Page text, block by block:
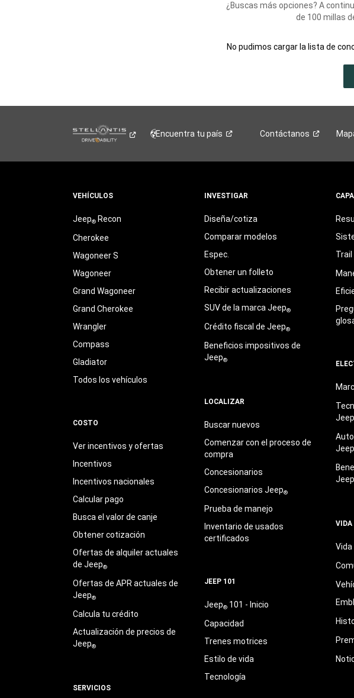
¿Buscas más opciones? A
de 100 millas
No pudimos cargar la lista de
Encuentra tu país Contáctanos
VEHÍCULOS
Jeep®Recon
Cherokee
Wagoneer S
Wagoneer
Grand Wagoneer
Grand Cherokee
Wrangler
Compass
Gladiator
Todos los vehículos
COSTO
Ver incentivos y ofertas
Incentivos
Incentivos nacionales
Calcular pago
Busca el valor de canje
Obtener cotización
Ofertas de alquiler actuales
de Jeep®
Ofertas de APR actuales de
Jeep®
Calcula tu crédito
Actualización de precios de
Jeep®
SERVICIOS
INVESTIGAR
Diseña/cotiza
Comparar modelos
Espec.
Obtener un folleto
Recibir actualizaciones
SUV de la marca Jeep®
Crédito fiscal de Jeep®
Beneficios impositivos de
Jeep®
LOCALIZAR
Buscar nuevos
Comenzar con el proceso de
compra
Concesionarios
Concesionarios Jeep®
Prueba de manejo
Inventario de usados
certificados
JEEP 101
Jeep®101 - Inicio
Capacidad
Trenes motrices
Estilo de vida
Tecnología
Trail
Jeep
Jeep
Jeep
VIDA
Vida